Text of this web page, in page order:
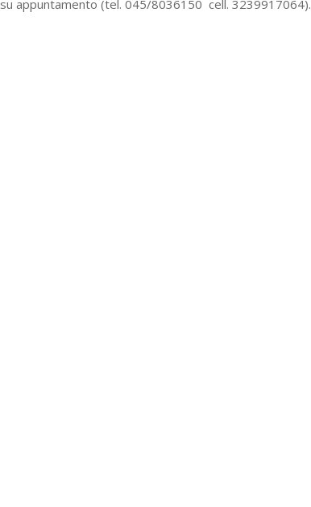
appuntamento (tel. 045/8036150 cell. 3239917064).